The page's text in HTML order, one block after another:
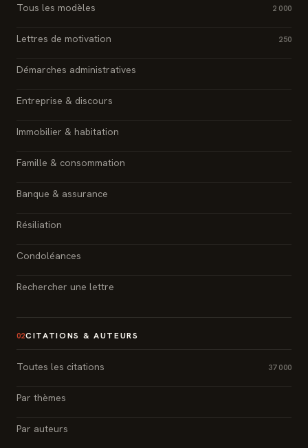
Tous les modèles 2 000
Lettres de motivation 250
Démarches administratives
Entreprise & discours
Immobilier & habitation
Famille & consommation
Banque & assurance
Résiliation
Condoléances
Rechercher une lettre
02CITATIONS & AUTEURS
Toutes les citations 37 000
Par thèmes
Par auteurs